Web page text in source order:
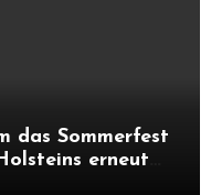
das Sommerfest
erneut